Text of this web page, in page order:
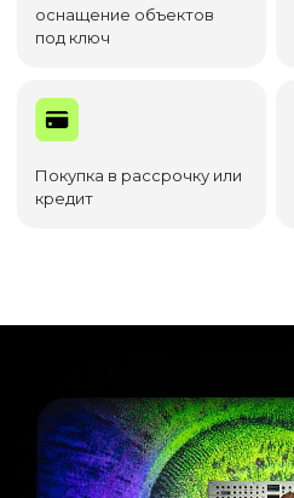
оснащение объектов
под ключ
Покупка в рассрочку или
кредит